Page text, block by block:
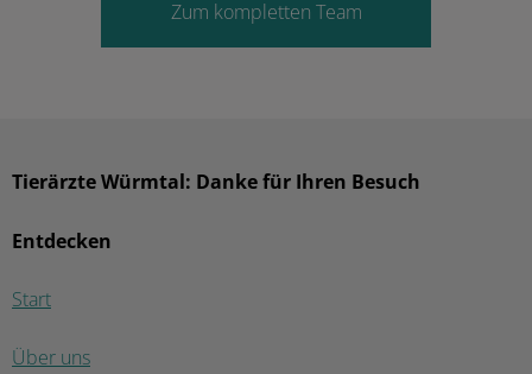
Zum kompletten Team
Entdecken
Start
Über uns
Tierärzte Würmtal: Danke für Ihren Besuch